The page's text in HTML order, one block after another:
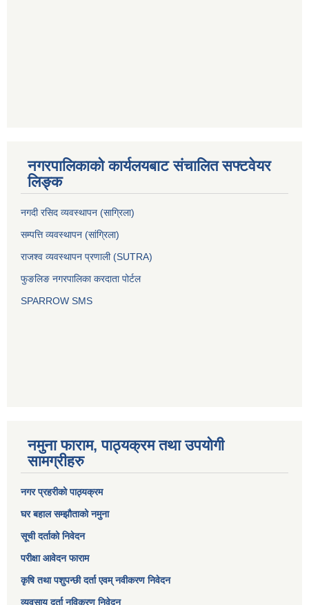
नगरपालिकाको कार्यलयबाट संचालित सफ्टवेयर
लिङ्क
नगदी रसिद व्यवस्थापन (साग्रिला)
सम्पत्ति व्यवस्थापन (सांग्रिला)
राजश्व व्यवस्थापन प्रणाली (SUTRA)
फुङलिङ नगरपालिका करदाता पोर्टल
SPARROW SMS
नमुना फाराम, पाठ्यक्रम तथा उपयोगी
सामग्रीहरु
नगर प्रहरीको पाठ्यक्रम
घर बहाल सम्झौताको नमुना
सूची दर्ताको निवेदन
परीक्षा आवेदन फाराम
कृषि तथा पशुपन्छी दर्ता एवम् नवीकरण निवेदन
व्यवसाय दर्ता नविकरण निवेदन